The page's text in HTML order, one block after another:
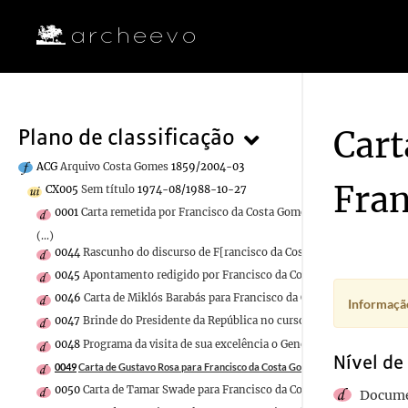
Plano de classificação
ACG Arquivo Costa Gomes 1859/2004-03
CX005 Sem título 1974-08/1988-10-27
0001 Carta remetida por Francisco da Costa Gomes a Matias
(...)
0044 Rascunho do discurso de F[rancisco da Costa Gomes]
0045 Apontamento redigido por Francisco da Costa Gomes
0046 Carta de Miklós Barabás para Francisco da Costa Gomes
1988-
0047 Brinde do Presidente da República no curso do jantar oferecido
0048 Programa da visita de sua excelência o General Francisco da
0049Carta de Gustavo Rosa para Francisco da Costa Gomes 1982-02-26/1982-
0050 Carta de Tamar Swade para Francisco da Costa Gomes
1983-
Nível de